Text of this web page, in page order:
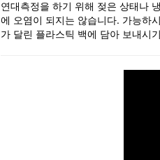
연대측정을 하기 위해 젖은 상태나
에 오염이 되지는 않습니다. 가능하
가 달린 플라스틱 백에 담아 보내시